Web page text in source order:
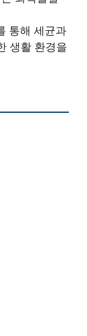
통해 세균과
생활 환경을